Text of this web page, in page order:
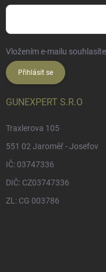
Vložením e-mailu
Přihlásit se
GUNEXPERT S.R.O
Traxlerova 105
551 02 Jaroměř - Josefov
IČ: 03747336
DIČ: CZ03747336
ZL: CG 003786